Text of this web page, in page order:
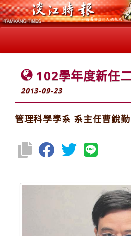
102學年度新任
2013-09-23
管理科學學系 系主任曹銳勤